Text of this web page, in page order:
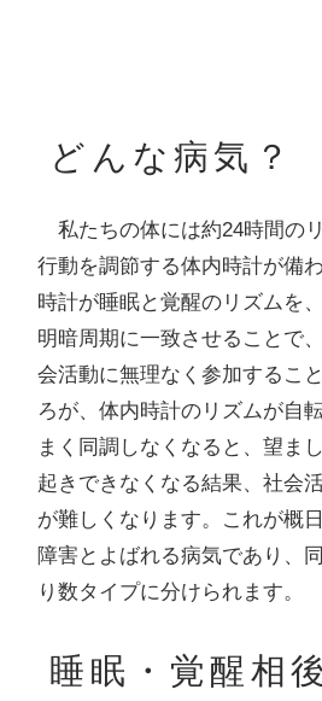
どんな病気？
私たちの体には約24時間の
行動を調節する体内時計が備
時計が睡眠と覚醒のリズムを
明暗周期に一致させることで
会活動に無理なく参加するこ
ろが、体内時計のリズムが自
まく同調しなくなると、望ま
起きできなくなる結果、社会
が難しくなります。これが概
障害とよばれる病気であり、
り数タイプに分けられます。
睡眠・覚醒相